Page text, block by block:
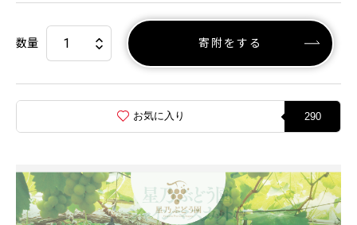
数量 寄附をする
お気に入り 290